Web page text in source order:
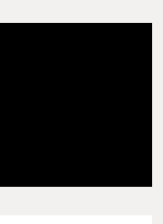
触れるとダメ